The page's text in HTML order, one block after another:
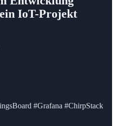
IoT-Projekt
#Grafana #ChirpStack